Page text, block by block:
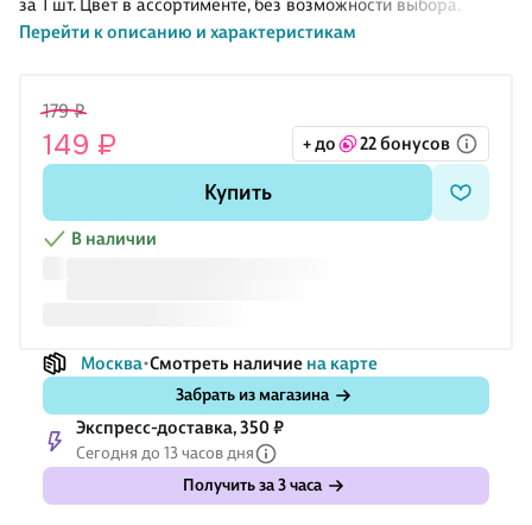
за 1 шт. Цвет в ассортименте, без возможности выбора.
Перейти к описанию и характеристикам
(12-03916-
B90) (Lafilaf)
(3,5см) (12-
179 ₽
149 ₽ + до 22 бонусов
Купить
В наличии
Москва Смотреть наличие на карте
Забрать из магазина
Экспресс-доставка, 350 ₽
Сегодня до 13 часов дня
Получить за 3 часа